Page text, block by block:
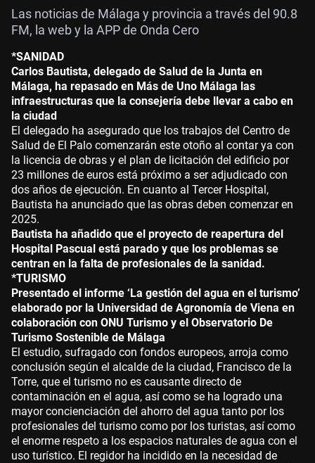
Las noticias de Málaga y provincia a través del 90.8
FM, la web y la APP de Onda Cero
*SANIDAD
Carlos Bautista, delegado de Salud de la Junta en
Málaga, ha repasado en Más de Uno Málaga las
infraestructuras que la consejería debe llevar a cabo en
la ciudad
El delegado ha asegurado que los trabajos del Centro de
Salud de El Palo comenzarán este otoño al contar ya con
la licencia de obras y el plan de licitación del edificio por
23 millones de euros está próximo a ser adjudicado con
dos años de ejecución. En cuanto al Tercer Hospital,
Bautista ha anunciado que las obras deben comenzar en
2025.
Bautista ha añadido que el proyecto de reapertura del
Hospital Pascual está parado y que los problemas se
centran en la falta de profesionales de la sanidad.
*TURISMO
Presentado el informe ‘La gestión del agua en el turismo’
elaborado por la Universidad de Agronomía de Viena en
colaboración con ONU Turismo y el Observatorio De
Turismo Sostenible de Málaga
El estudio, sufragado con fondos europeos, arroja como
conclusión según el alcalde de la ciudad, Francisco de la
Torre, que el turismo no es causante directo de
contaminación en el agua, así como se ha logrado una
mayor concienciación del ahorro del agua tanto por los
profesionales del turismo como por los turistas, así como
el enorme respeto a los espacios naturales de agua con el
uso turístico. El regidor ha incidido en la necesidad de